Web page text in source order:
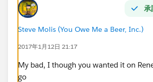
承
Steve Molis (You Owe Me a Beer, Inc.)
2017年1月12日 21:17
My bad, I though you wanted it on
go